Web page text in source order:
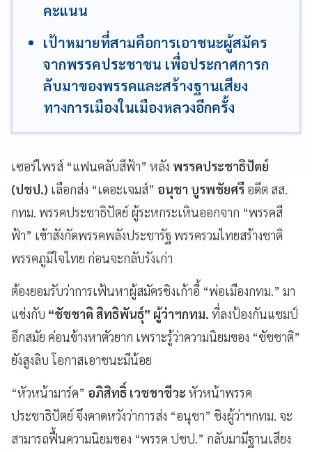
คะแนน
เป้าหมายที่สามคือการเอาชนะผู้สมัคร
จากพรรคประชาชน เพื่อประกาศการก
ลับมาของพรรคและสร้างฐานเสียง
ทางการเมืองในเมืองหลวงอีกครั้ง
เซอร์ไพรส์ “แฟนคลับสีฟ้า” หลัง พรรคประชาธิปัตย์
(ปชป.) เลือกส่ง “เดอะเจมส์” อนุชา บูรพชัยศรี อดีต สส.
กทม. พรรคประชาธิปัตย์ ผู้ระหกระเหินออกจาก “พรรคสี
ฟ้า” เข้าสังกัดพรรคพลังประชารัฐ พรรครวมไทยสร้างชาติ
พรรคภูมิใจไทย ก่อนจะกลับรังเก่า
ต้องยอมรับว่าการเฟ้นหาผู้สมัครชิงเก้าอี้ “พ่อเมืองกทม.” มา
แข่งกับ “ชัชชาติ สิทธิพันธุ์” ผู้ว่าฯกทม. ที่ลงป้องกันแชมป์
อีกสมัย ค่อนข้างหาตัวยาก เพราะรู้ว่าความนิยมของ “ชัชชาติ”
ยังสูงลิบ โอกาสเอาชนะมีน้อย
“หัวหน้ามาร์ค” อภิสิทธิ์ เวชชาชีวะ หัวหน้าพรรค
ประชาธิปัตย์ จึงคาดหวังว่าการส่ง “อนุชา” ชิงผู้ว่าฯกทม. จะ
สามารถฟื้นความนิยมของ “พรรค ปชป.” กลับมามีฐานเสียง